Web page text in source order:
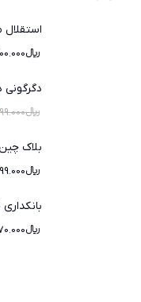
استقلال
﷼
دگرگونی
﷼
بلاک
﷼
﷼